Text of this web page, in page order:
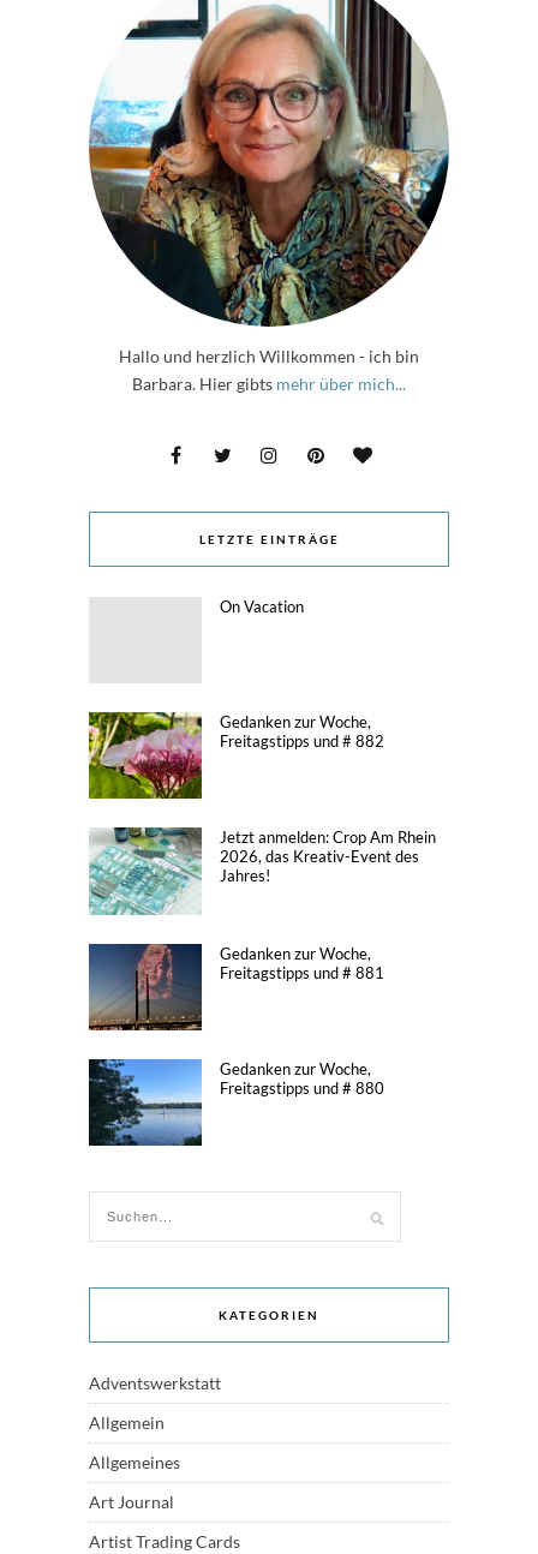
Hallo und herzlich Willkommen - ich bin
Barbara. Hier gibts mehr über mich...
LETZTE EINTRÄGE
On Vacation
Gedanken zur Woche,
Freitagstipps und # 882
Jetzt anmelden: Crop Am Rhein
2026, das Kreativ-Event des
Jahres!
Gedanken zur Woche,
Freitagstipps und # 881
Gedanken zur Woche,
Freitagstipps und # 880
KATEGORIEN
Adventswerkstatt
Allgemein
Allgemeines
Art Journal
Artist Trading Cards